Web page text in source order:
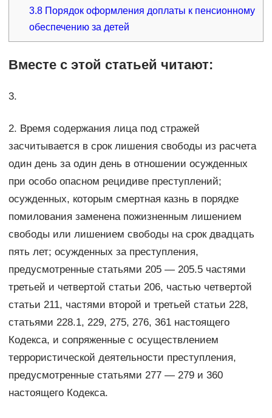
3.8 Порядок оформления доплаты к пенсионному
обеспечению за детей
Вместе с этой статьей читают:
3.
2. Время содержания лица под стражей
засчитывается в срок лишения свободы из расчета
один день за один день в отношении осужденных
при особо опасном рецидиве преступлений;
осужденных, которым смертная казнь в порядке
помилования заменена пожизненным лишением
свободы или лишением свободы на срок двадцать
пять лет; осужденных за преступления,
предусмотренные статьями 205 — 205.5 частями
третьей и четвертой статьи 206, частью четвертой
статьи 211, частями второй и третьей статьи 228,
статьями 228.1, 229, 275, 276, 361 настоящего
Кодекса, и сопряженные с осуществлением
террористической деятельности преступления,
предусмотренные статьями 277 — 279 и 360
настоящего Кодекса.